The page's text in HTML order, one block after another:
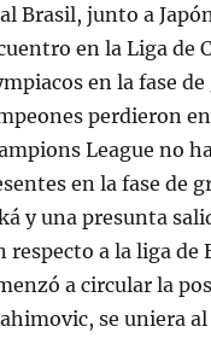
Brasil, junto a
en la Liga de
en la fase
perdieron
League no
en la fase de
y una presunta
respecto a la liga
a circular la
se uniera al